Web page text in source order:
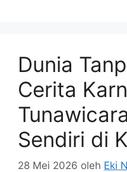
Dunia
Cerita
Sendiri di
28 Mei 2026 oleh Eki